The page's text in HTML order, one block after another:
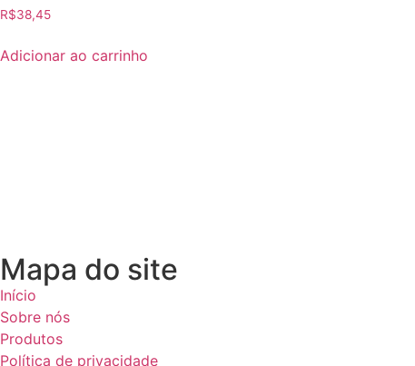
R$38,45
Adicionar ao carrinho
Mapa do site
Início
Sobre nós
Produtos
Política de privacidade